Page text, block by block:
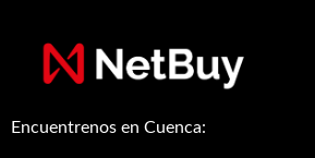
Encuentrenos en Cuenca: